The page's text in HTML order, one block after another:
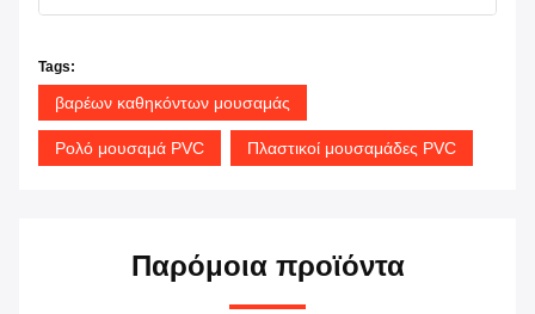
Tags:
βαρέων καθηκόντων μουσαμάς
Ρολό μουσαμά PVC Πλαστικοί μουσαμάδες PVC
Παρόμοια προϊόντα